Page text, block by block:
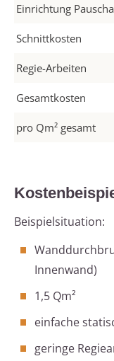
Einrichtung
Schnittkosten
Regie-Arbeiten
Gesamtkosten
pro Qm² gesamt
Beispielsituation:
Innenwand)
1,5 Qm²
einfache
geringe